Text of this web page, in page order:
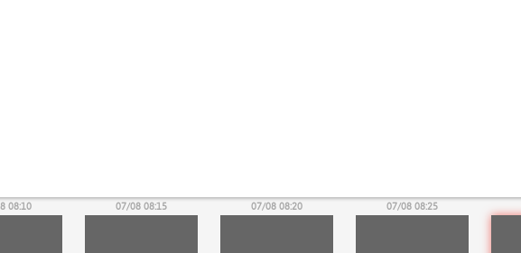
08:10 07/08 08:15 07/08 08:20 07/08 08:25